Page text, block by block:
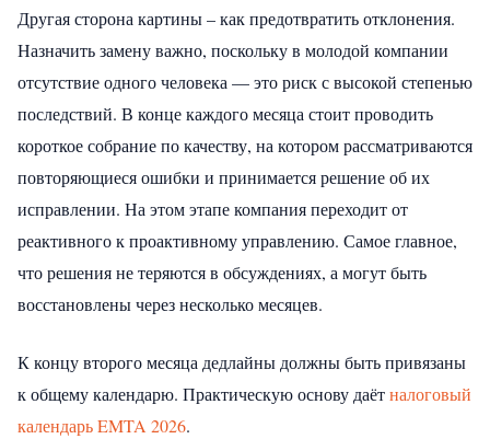
Другая сторона картины – как предотвратить отклонения.
Назначить замену важно, поскольку в молодой компании
отсутствие одного человека — это риск с высокой степенью
последствий. В конце каждого месяца стоит проводить
короткое собрание по качеству, на котором рассматриваются
повторяющиеся ошибки и принимается решение об их
исправлении. На этом этапе компания переходит от
реактивного к проактивному управлению. Самое главное,
что решения не теряются в обсуждениях, а могут быть
восстановлены через несколько месяцев.
К концу второго месяца дедлайны должны быть привязаны
к общему календарю. Практическую основу даётналоговый
календарь EMTA 2026.